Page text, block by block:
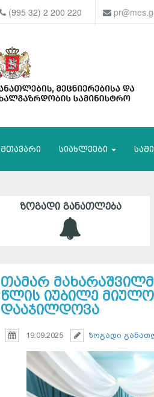
(995 32) 2 200 220
მთავარი სიახლეები
ᲖᲝᲒᲐᲓᲘ ᲒᲐᲜᲐᲗᲚᲔᲑᲐ
თამარ
წლის იუბილე
დააჯილდოვა
19.09.2025 ზოგადი